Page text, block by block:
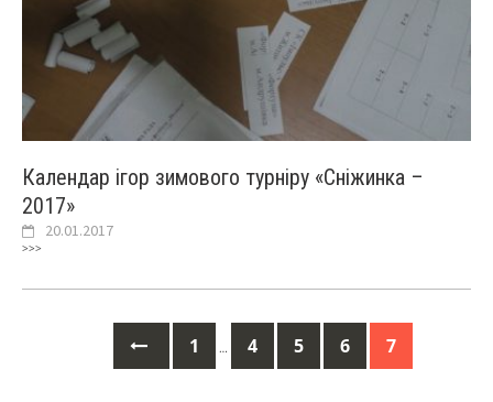
Календар ігор зимового турніру «Сніжинка –
2017»
20.01.2017
>>>
1 … 4 5 6 7